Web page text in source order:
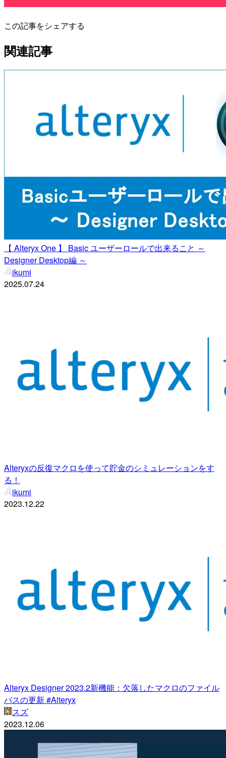
この記事をシェアする
関連記事
【 Alteryx One 】 Basic ユーザーロールで出来ること ～
Designer Desktop編 ～
ikumi
2025.07.24
Alteryxの反復マクロを使って貯金のシミュレーションをす
る！
ikumi
2023.12.22
Alteryx Designer 2023.2新機能：欠落したマクロのファイル
パスの更新 #Alteryx
スズ
2023.12.06